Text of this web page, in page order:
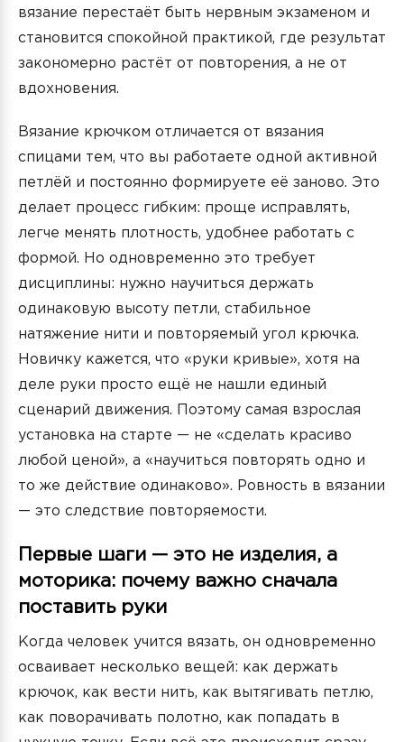
вязание перестаёт быть нервным экзаменом и
становится спокойной практикой, где результат
закономерно растёт от повторения, а не от
вдохновения.
Вязание крючком отличается от вязания
спицами тем, что вы работаете одной активной
петлёй и постоянно формируете её заново. Это
делает процесс гибким: проще исправлять,
легче менять плотность, удобнее работать с
формой. Но одновременно это требует
дисциплины: нужно научиться держать
одинаковую высоту петли, стабильное
натяжение нити и повторяемый угол крючка.
Новичку кажется, что «руки кривые», хотя на
деле руки просто ещё не нашли единый
сценарий движения. Поэтому самая взрослая
установка на старте — не «сделать красиво
любой ценой», а «научиться повторять одно и
то же действие одинаково». Ровность в вязании
— это следствие повторяемости.
Первые шаги — это не изделия, а
моторика: почему важно сначала
поставить руки
Когда человек учится вязать, он одновременно
осваивает несколько вещей: как держать
крючок, как вести нить, как вытягивать петлю,
как поворачивать полотно, как попадать в